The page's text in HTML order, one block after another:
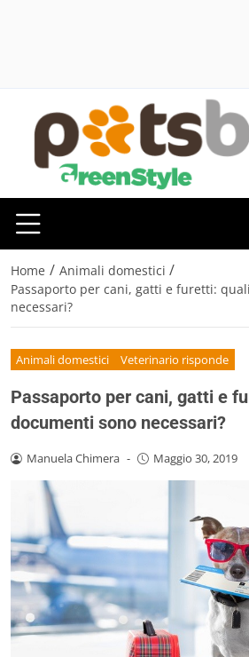
Home / Animali domestici /
Passaporto per cani, gatti e furetti:
necessari?
Animali domestici Veterinario risponde
Passaporto per cani, gatti e
documenti sono necessari?
Manuela Chimera - Maggio 30, 2019